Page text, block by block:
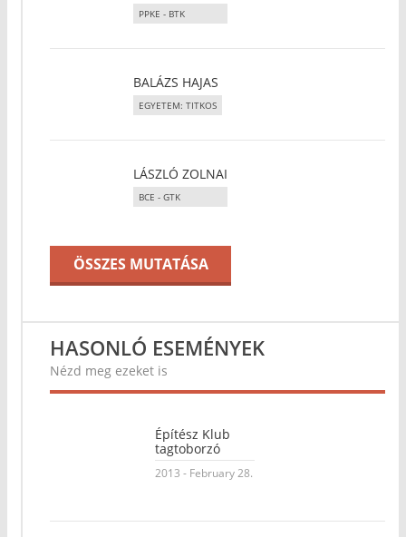
PPKE - BTK
BALÁZS HAJAS
EGYETEM: TITKOS
LÁSZLÓ ZOLNAI
BCE - GTK
ÖSSZES MUTATÁSA
HASONLÓ ESEMÉNYEK
Nézd meg ezeket is
Építész Klub
tagtoborzó
2013 - February 28.